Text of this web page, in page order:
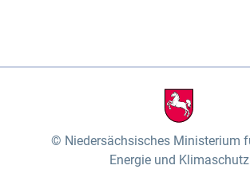
Niedersächsisches Ministerium
Energie und Klimaschutz